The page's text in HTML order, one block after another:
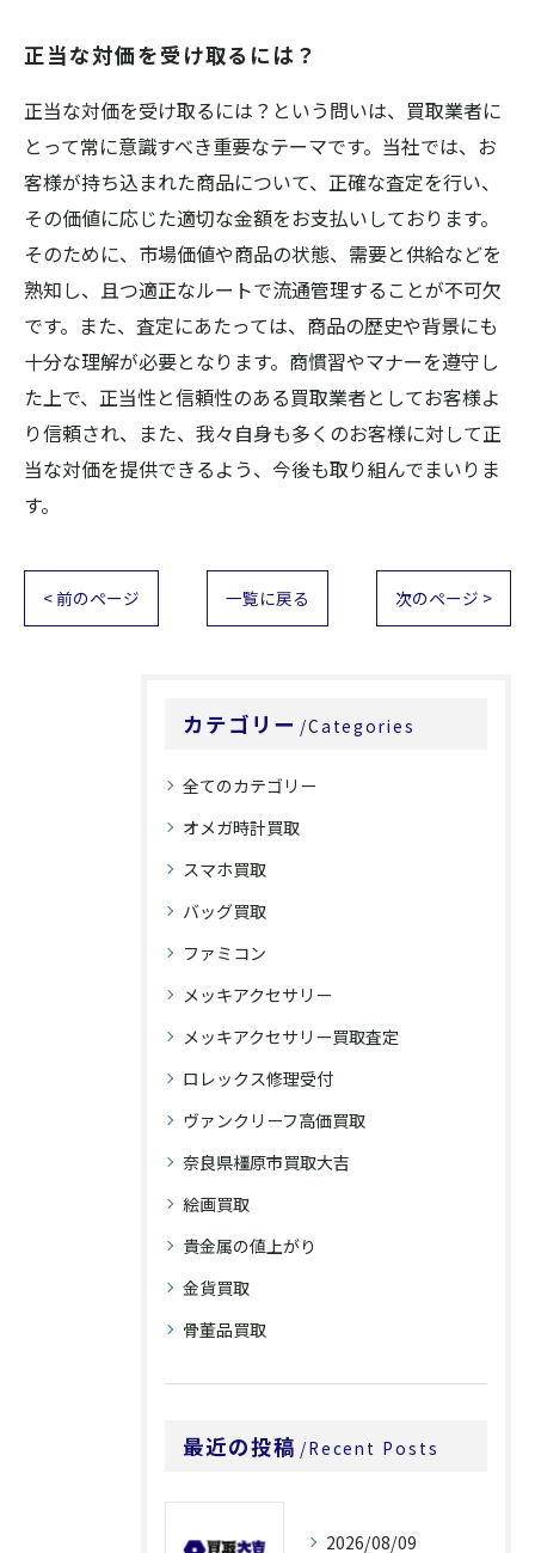
正当な対価を受け取るには？
正当な対価を受け取るには？という問いは、買取業者に
とって常に意識すべき重要なテーマです。当社では、お
客様が持ち込まれた商品について、正確な査定を行い、
その価値に応じた適切な金額をお支払いしております。
そのために、市場価値や商品の状態、需要と供給などを
熟知し、且つ適正なルートで流通管理することが不可欠
です。また、査定にあたっては、商品の歴史や背景にも
十分な理解が必要となります。商慣習やマナーを遵守し
た上で、正当性と信頼性のある買取業者としてお客様よ
り信頼され、また、我々自身も多くのお客様に対して正
当な対価を提供できるよう、今後も取り組んでまいりま
す。
< 前のページ 一覧に戻る 次のページ >
カテゴリー Categories
全てのカテゴリー
オメガ時計買取
スマホ買取
バッグ買取
ファミコン
メッキアクセサリー
メッキアクセサリー買取査定
ロレックス修理受付
ヴァンクリーフ高価買取
奈良県橿原市買取大吉
絵画買取
貴金属の値上がり
金貨買取
骨董品買取
最近の投稿 Recent Posts
2026/08/09